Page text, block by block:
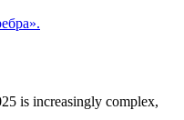
is increasingly complex,